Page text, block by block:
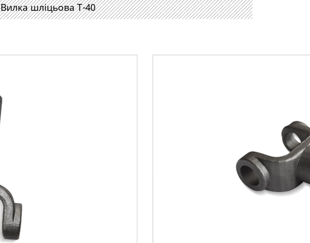
Вилка шліцьова Т-40